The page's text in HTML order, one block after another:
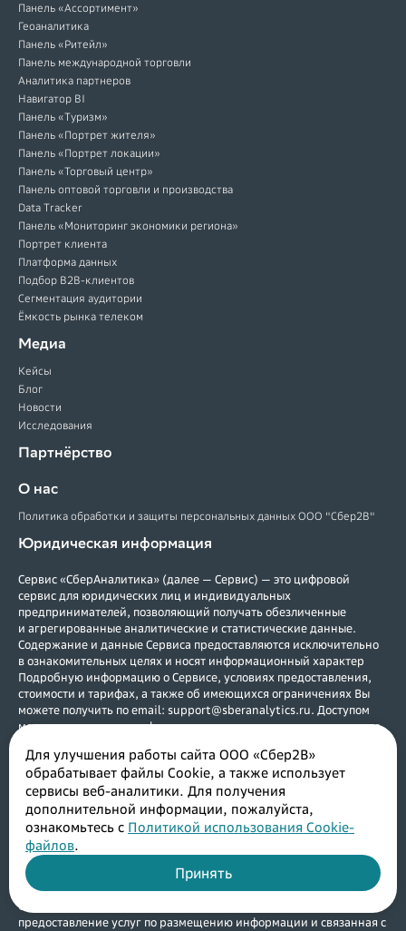
Панель «Ассортимент»
Геоаналитика
Панель «Ритейл»
Панель международной торговли
Аналитика партнеров
Навигатор BI
Панель «Туризм»
Панель «Портрет жителя»
Панель «Портрет локации»
Панель «Торговый центр»
Панель оптовой торговли и производства
Data Tracker
Панель «Мониторинг экономики региона»
Портрет клиента
Платформа данных
Подбор B2B-клиентов
Сегментация аудитории
Ёмкость рынка телеком
Медиа
Кейсы
Блог
Новости
Исследования
Партнёрство
О нас
Политика обработки и защиты персональных данных ООО "Сбер2В"
Юридическая информация
Сервис «СберАналитика» (далее — Сервис) — это цифровой
сервис для юридических лиц и индивидуальных
предпринимателей, позволяющий получать обезличенные
и агрегированные аналитические и статистические данные.
Содержание и данные Сервиса предоставляются исключительно
в ознакомительных целях и носят информационный характер
Подробную информацию о Сервисе, условиях предоставления,
стоимости и тарифах, а также об имеющихся ограничениях Вы
можете получить по email: support@sberanalytics.ru. Доступом
могут воспользоваться физические и юридические лица, а также
Российской Федерации. Услуги предоставляются в соответствии с
договором. Возрастное ограничение (0+).
Исключительное право на Сервис принадлежит ООО «Сбер2В»
(ИНН 7730241227, ОГРН 1187746098583). ООО «Сбер2В»
оставляет за собой право в любое время без специального
уведомления изменять, удалять, дополнять функционал, а также
приостанавливать предоставление доступа к Сервису по
техническим и иным причинам, препятствующим
функционированию Сервиса, на время устранения таких причин.
Основной код ОКВЭД: 63.11 Деятельность по обработке данных,
предоставление услуг по размещению информации и связанная с
Для улучшения работы сайта ООО «Сбер2В»
обрабатывает файлы Cookie, а также использует
сервисы веб-аналитики. Для получения
дополнительной информации, пожалуйста,
ознакомьтесь с Политикой использования Cookie-
файлов.
Принять